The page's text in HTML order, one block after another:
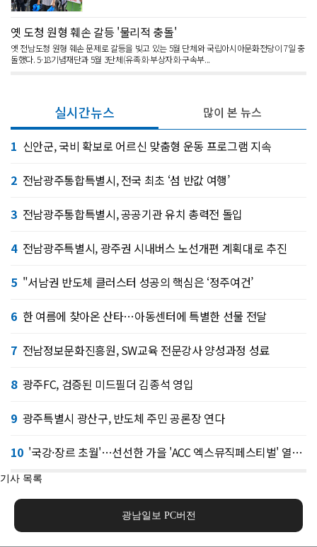
옛 도청 원형 훼손 갈등 '물리적 충돌'
옛 전남도청 원형 훼손 문제로 갈등을 빚고 있는 5월 단체와 국립아시아문화전당이 7일 충
돌했다. 5·18기념재단과 5월 3단체(유족회·부상자회·구속부...
실시간뉴스
1 신안군, 국비 확보로 어르신 맞춤형 운동 프로그램 지속
2 전남광주통합특별시, 전국 최초 ‘섬 반값 여행’
3 전남광주통합특별시, 공공기관 유치 총력전 돌입
4 전남광주특별시, 광주권 시내버스 노선개편 계획대로 추진
5 "서남권 반도체 클러스터 성공의 핵심은 ‘정주여건’
6 한 여름에 찾아온 산타…아동센터에 특별한 선물 전달
7 전남정보문화진흥원, SW교육 전문강사 양성과정 성료
8 광주FC, 검증된 미드필더 김종석 영입
9 광주특별시 광산구, 반도체 주민 공론장 연다
10 '국강·장르 초월'…선선한 가을 'ACC 엑스뮤직페스티벌' 열린다
많이 본 뉴스
기사 목록
광남일보 PC버전